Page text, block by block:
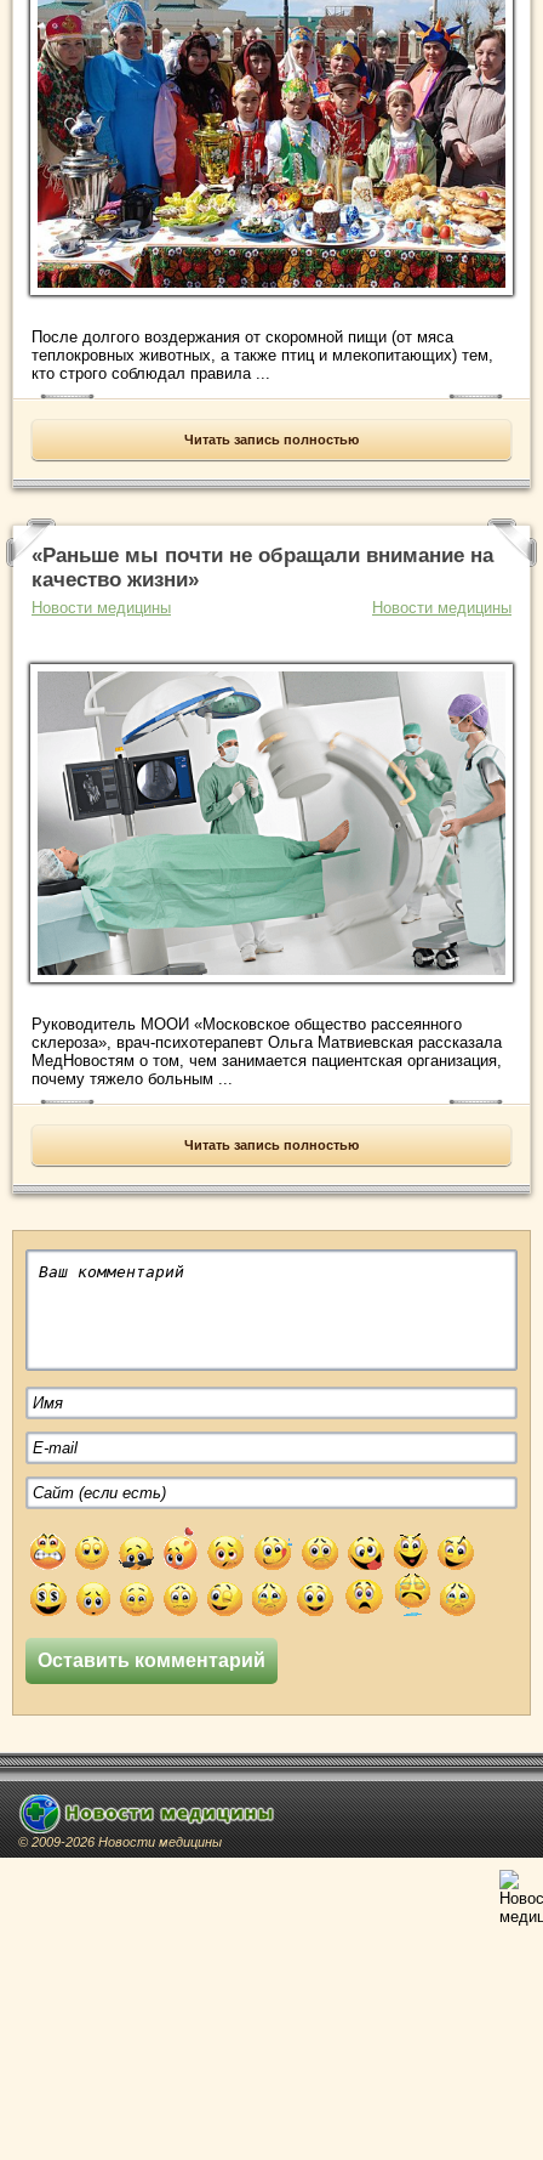
После долгого воздержания от скоромной пищи (от мяса
теплокровных животных, а также птиц и млекопитающих) тем,
кто строго соблюдал правила ...
Читать запись полностью
«Раньше мы почти не обращали внимание на
качество жизни»
Новости медицины Новости медицины
Руководитель МООИ «Московское общество рассеянного
склероза», врач-психотерапевт Ольга Матвиевская рассказала
МедНовостям о том, чем занимается пациентская организация,
почему тяжело больным ...
Читать запись полностью
© 2009-2026 Новости медицины